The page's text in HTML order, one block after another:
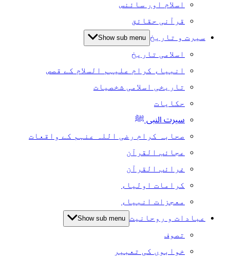
اسلام اور سائنس
قرآنی حقائق
سیرت و تاریخ Show sub menu
اسلامی تاریخ
انبیاء کرام علیہم السلام کے قصص
تاریخی اسلامی شخصیات
حکایات
سیرت النبی ﷺ
صحابہ کرام رضی اللہ عنہم کے واقعات
عجائب القرآن
غرائب القرآن
کرامات اولیاء
معجزات انبیاء
عبادات و روحانیت Show sub menu
تصوف
خوابوں کی تعبیر